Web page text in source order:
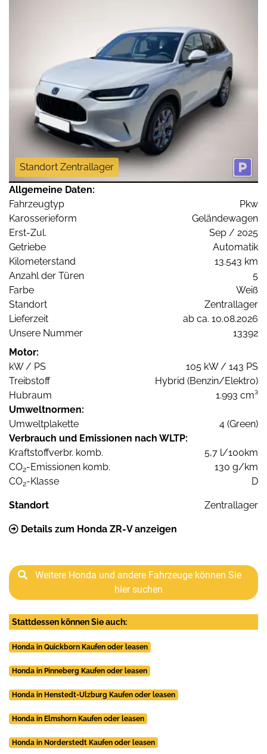
Standort Zentrallager
Allgemeine Daten:
Fahrzeugtyp
Pkw
Karosserieform
Geländewagen
Erst-Zul.
Sep / 2025
Getriebe
Automatik
Kilometerstand
13.543 km
Anzahl der Türen
5
Farbe
Weiß
Standort
Zentrallager
Lieferzeit
ab ca. 10.08.2026
Unsere Nummer
13392
Motor:
kW / PS
105 kW / 143 PS
Treibstoff
Hybrid (Benzin/Elektro)
Hubraum
1.993 cm³
Umweltnormen:
Umweltplakette
4 (Green)
Verbrauch und Emissionen nach WLTP:
Kraftstoffverbr. komb.
5,7 l/100km
CO2-Emissionen komb.
130 g/km
CO2-Klasse D
Standort Zentrallager
Details zum Honda ZR-V anzeigen
Weitere Honda und andere Fahrzeuge können Sie
hier suchen
Stattdessen können Sie auch:
Honda in Quickborn Kaufen oder leasen
Honda in Pinneberg Kaufen oder leasen
Honda in Henstedt-Ulzburg Kaufen oder leasen
Honda in Elmshorn Kaufen oder leasen
Honda in Norderstedt Kaufen oder leasen